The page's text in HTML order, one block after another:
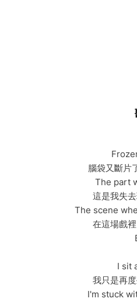
腦袋又斷片
The part
這是我失
The scene
在這場戲
I sit
我只是再
I'm stuck